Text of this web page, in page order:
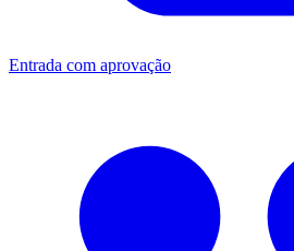
Entrada com aprovação